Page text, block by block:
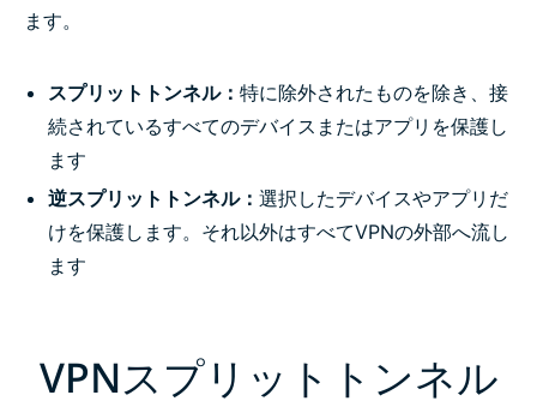
ます。
スプリットトンネル： 特に除外されたものを除き、接
続されているすべてのデバイスまたはアプリを保護し
ます
逆スプリットトンネル： 選択したデバイスやアプリだ
けを保護します。それ以外はすべてVPNの外部へ流し
ます
VPNスプリットトンネル